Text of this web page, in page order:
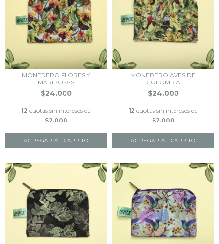
MONEDERO FLORES Y
MARIPOSAS
$24.000
12 cuotas sin intereses de
$2.000
MONEDERO AVES DE
COLOMBIA
$24.000
12 cuotas sin intereses de
$2.000